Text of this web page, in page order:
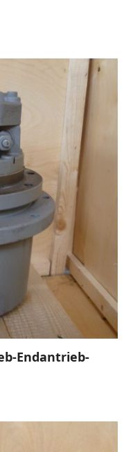
Endantrieb-